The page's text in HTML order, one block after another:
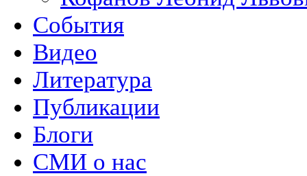
События
Видео
Литература
Публикации
Блоги
СМИ о нас